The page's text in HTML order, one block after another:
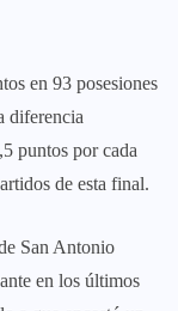
en 93 posesiones
diferencia
puntos por cada
de esta final.
San Antonio
en los últimos